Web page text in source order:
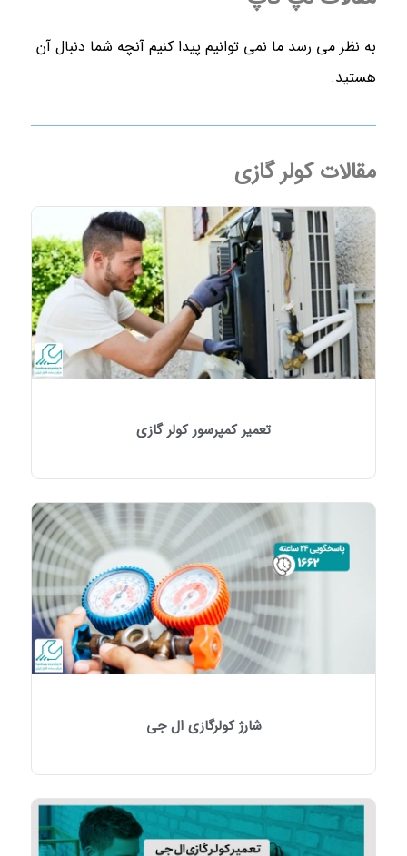
به نظر می رسد ما نمی توانیم پیدا كنيم آنچه شما دنبال آن
هستید.
مقالات کولر گازی
تعمیر کمپرسور کولر گازی
شارژ کولرگازی ال جی